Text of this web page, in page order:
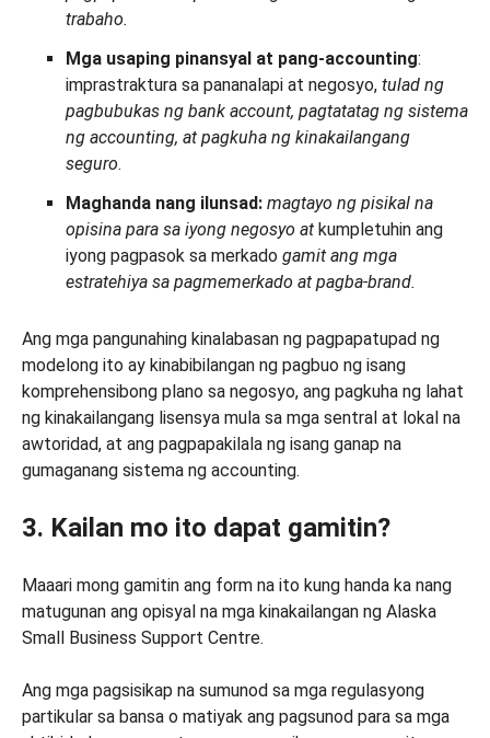
trabaho.
Mga usaping pinansyal at pang-accounting:
imprastraktura sa pananalapi at negosyo, tulad ng
pagbubukas ng bank account, pagtatatag ng sistema
ng accounting, at pagkuha ng kinakailangang
seguro.
Maghanda nang ilunsad: magtayo ng pisikal na
opisina para sa iyong negosyo at kumpletuhin ang
iyong pagpasok sa merkado gamit ang mga
estratehiya sa pagmemerkado at pagba-brand.
Ang mga pangunahing kinalabasan ng pagpapatupad ng
modelong ito ay kinabibilangan ng pagbuo ng isang
komprehensibong plano sa negosyo, ang pagkuha ng lahat
ng kinakailangang lisensya mula sa mga sentral at lokal na
awtoridad, at ang pagpapakilala ng isang ganap na
gumaganang sistema ng accounting.
3. Kailan mo ito dapat gamitin?
Maaari mong gamitin ang form na ito kung handa ka nang
matugunan ang opisyal na mga kinakailangan ng Alaska
Small Business Support Centre.
Ang mga pagsisikap na sumunod sa mga regulasyong
partikular sa bansa o matiyak ang pagsunod para sa mga